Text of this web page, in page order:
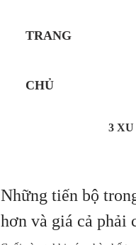
TRANG
CHỦ
3
Những tiến bộ
hơn và giá cả phải